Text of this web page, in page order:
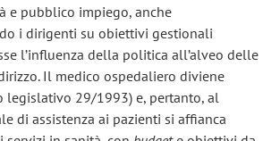
e pubblico impiego, anche
i dirigenti su obiettivi gestionali
l’influenza della politica all’alveo delle
Il medico ospedaliero diviene
legislativo 29/1993) e, pertanto, al
di assistenza ai pazienti si affianca